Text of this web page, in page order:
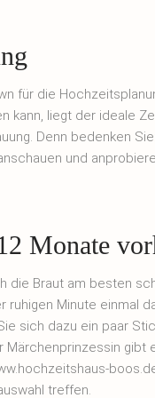
für die
kann, liegt der ideale
Denn bedenken
und
Monate
die Braut am besten
Minute einmal
sich dazu ein paar
gibt
treffen.